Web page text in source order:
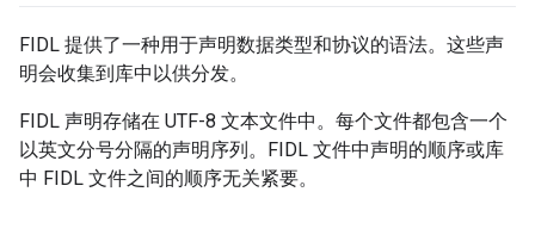
FIDL 提供了一种用于声明数据类型和协议的语法。这些声
明会收集到库中以供分发。
FIDL 声明存储在 UTF-8 文本文件中。每个文件都包含一个
以英文分号分隔的声明序列。FIDL 文件中声明的顺序或库
中 FIDL 文件之间的顺序无关紧要。